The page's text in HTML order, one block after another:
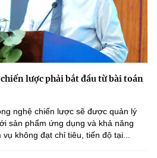
lược phải bắt đầu từ bài toán
nghệ chiến lược sẽ được quản lý
sản phẩm ứng dụng và khả năng
không đạt chỉ tiêu, tiến độ tại...